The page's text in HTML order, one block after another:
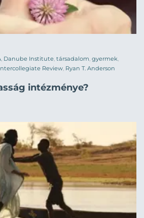
, Danube Institute, társadalom, gyermek,
Review, Ryan T. Anderson
intézménye?